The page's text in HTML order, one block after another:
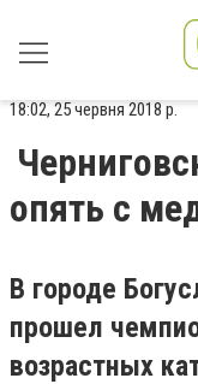
18:02, 25 червня 2018 р.
опять с
В городе
прошел
возрастных